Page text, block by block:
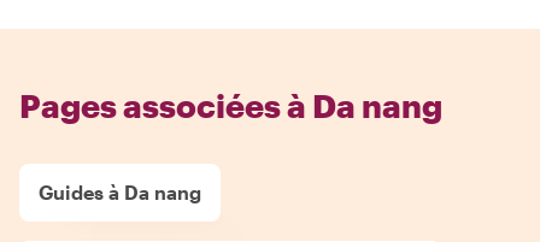
Pages associées à Da nang
Guides à Da nang